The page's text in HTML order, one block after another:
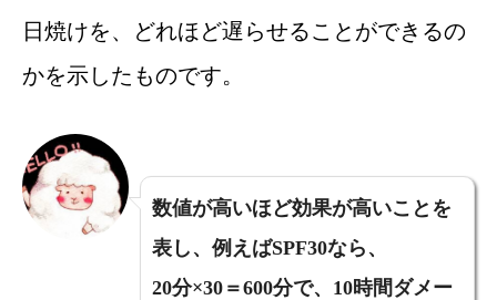
日焼けを、どれほど遅らせることができるの
かを示したものです。
数値が高いほど効果が高いことを
表し、例えばSPF30なら、
20分×30＝600分で、10時間ダメー